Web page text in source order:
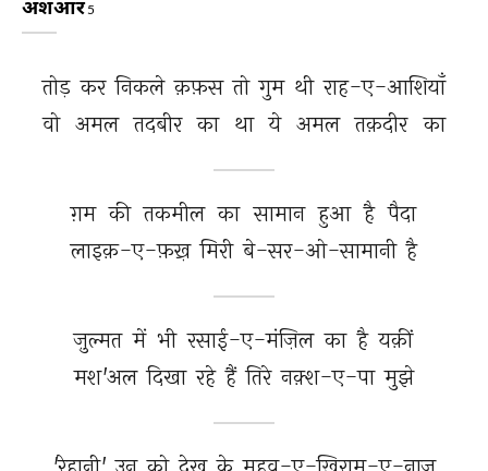
अशआर5
तोड़ कर निकले क़फ़स तो गुम थी राह-ए-आशियाँ
वो अमल तदबीर का था ये अमल तक़दीर का
ग़म की तकमील का सामान हुआ है पैदा
लाइक़-ए-फ़ख़्र मिरी बे-सर-ओ-सामानी है
ज़ुल्मत में भी रसाई-ए-मंज़िल का है यक़ीं
मश'अल दिखा रहे हैं तिरे नक़्श-ए-पा मुझे